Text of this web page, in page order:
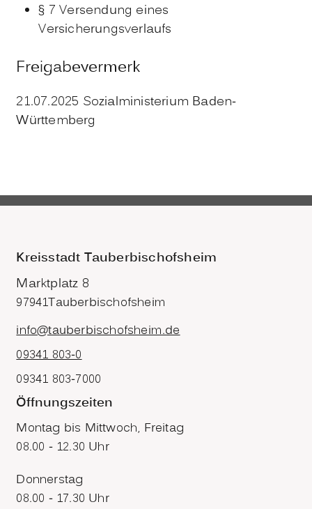
§ 7Versendung eines
Versicherungsverlaufs
Freigabevermerk
21.07.2025 Sozialministerium Baden-
Württemberg
Kreisstadt Tauberbischofsheim
Marktplatz 8
97941Tauberbischofsheim
info@tauberbischofsheim.de
09341 803-0
09341 803-7000
Öffnungszeiten
Montag bis Mittwoch, Freitag
08.00 - 12.30 Uhr
Donnerstag
08.00 - 17.30 Uhr